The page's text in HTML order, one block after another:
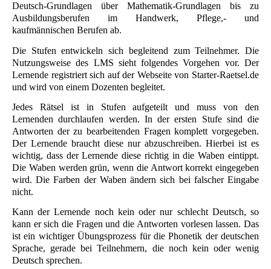
Deutsch-Grundlagen über Mathematik-Grundlagen bis zu
Ausbildungsberufen im Handwerk, Pflege,- und
kaufmännischen Berufen ab.
Die Stufen entwickeln sich begleitend zum Teilnehmer. Die
Nutzungsweise des LMS sieht folgendes Vorgehen vor. Der
Lernende registriert sich auf der Webseite von Starter-Raetsel.de
und wird von einem Dozenten begleitet.
Jedes Rätsel ist in Stufen aufgeteilt und muss von den
Lernenden durchlaufen werden. In der ersten Stufe sind die
Antworten der zu bearbeitenden Fragen komplett vorgegeben.
Der Lernende braucht diese nur abzuschreiben. Hierbei ist es
wichtig, dass der Lernende diese richtig in die Waben eintippt.
Die Waben werden grün, wenn die Antwort korrekt eingegeben
wird. Die Farben der Waben ändern sich bei falscher Eingabe
nicht.
Kann der Lernende noch kein oder nur schlecht Deutsch, so
kann er sich die Fragen und die Antworten vorlesen lassen. Das
ist ein wichtiger Übungsprozess für die Phonetik der deutschen
Sprache, gerade bei Teilnehmern, die noch kein oder wenig
Deutsch sprechen.